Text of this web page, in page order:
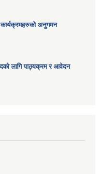
अनुगमन
लागि पाठ्यक्रम र आवेदन